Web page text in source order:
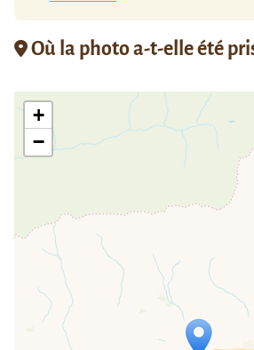
Où la photo a-t-elle été
Travelers' Map is
+
−